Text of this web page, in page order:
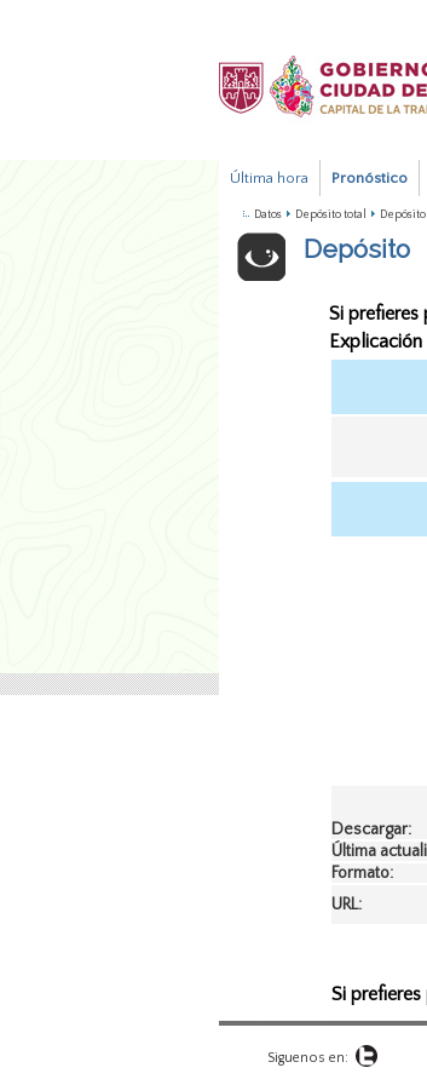
Última hora Pronóstico
Datos Depósito total Depósito
Depósito
Si prefieres
Descargar:
Última
Formato:
URL:
Si
Siguenos en: